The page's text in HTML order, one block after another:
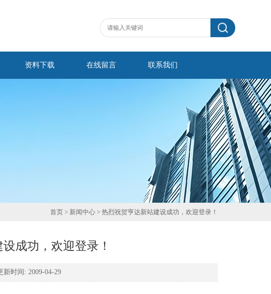
资料下载 在线留言 联系我们
首页 > 新闻中心 > 热烈祝贺亨达新站建设成功，欢迎登录！
成功，欢迎登录！
新时间: 2009-04-29